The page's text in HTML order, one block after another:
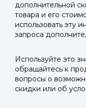
дополнительной
товара и его
использовать эту
запроса
Используйте это
обращайтесь к
вопросы о
скидки или об